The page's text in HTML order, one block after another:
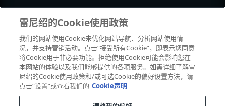
雷尼绍的Cookie使用政策
我们的网站使用Cookie来优化网站导航、分析网站使用情
况，并支持营销活动。点击“接受所有Cookie”，即表示您同意
将Cookie用于非必要功能。拒绝使用Cookie可能会影响您在
本网站的体验以及我们能够提供的各项服务。如需详细了解雷
尼绍的Cookie使用政策和/或可选Cookie的偏好设置方法，请
点击“设置”或查看我们的 Cookie声明